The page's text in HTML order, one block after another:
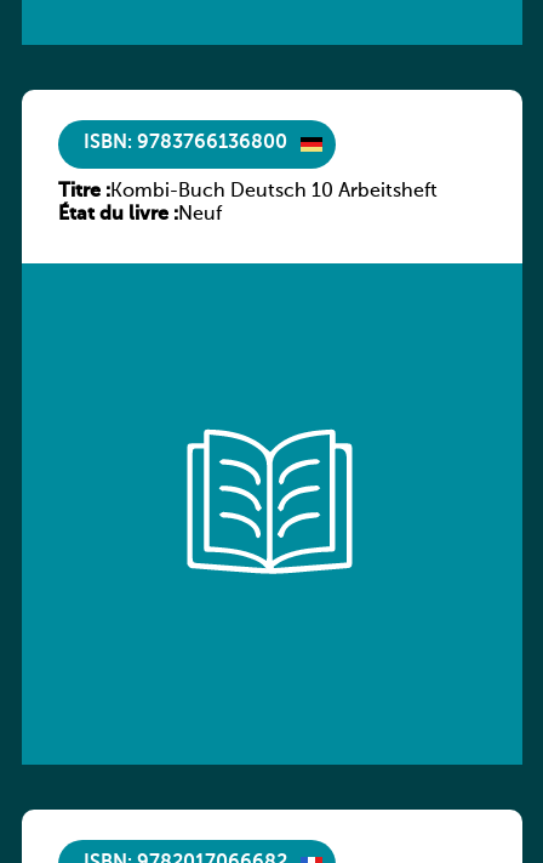
ISBN: 9783766136800
Titre :Kombi-Buch Deutsch 10 Arbeitsheft
État du livre :Neuf